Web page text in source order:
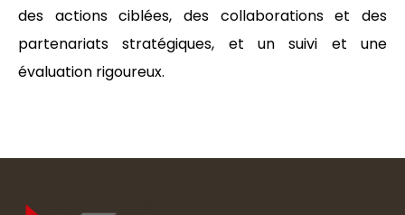
des actions ciblées, des collaborations et des
partenariats stratégiques, et un suivi et une
évaluation rigoureux.